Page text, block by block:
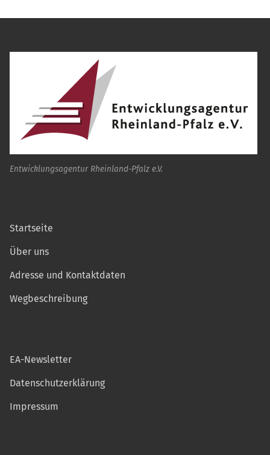
Entwicklungsagentur Rheinland-Pfalz e.V.
Startseite
Über uns
Adresse und Kontaktdaten
Wegbeschreibung
EA-Newsletter
Datenschutzerklärung
Impressum